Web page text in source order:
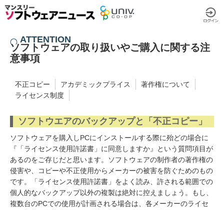
ATTENTION
ソフトウェアの取り扱いやご購入に関する注
意事項
不正コピー アカデミックプライス
著作権について
ライセンス制度
ソフトウエアのバックアップと「不正コピー」
ソフトウェアを購入しPCにインストールする際に殆どの場合に
『「ライセンス使用許諾書」に同意しますか』という質問項目が
あるのをご存じだと思います。ソフトウェアの制作者の著作権の
侵害や、コピーや不正使用からメーカーの被害を防ぐためのもの
です。「ライセンス使用許諾書」をよく読み、許される範囲での
個人的なバックアップ以外の複製は絶対に控えましょう。もし、
複数台のPCでの使用が計画される場合は、各メーカーのライセ